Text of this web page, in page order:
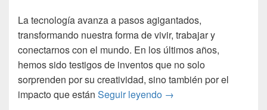
La tecnología avanza a pasos agigantados,
transformando nuestra forma de vivir, trabajar y
conectarnos con el mundo. En los últimos años,
hemos sido testigos de inventos que no solo
sorprenden por su creatividad, sino también por el
impacto que están Seguir leyendo Los inventos
→